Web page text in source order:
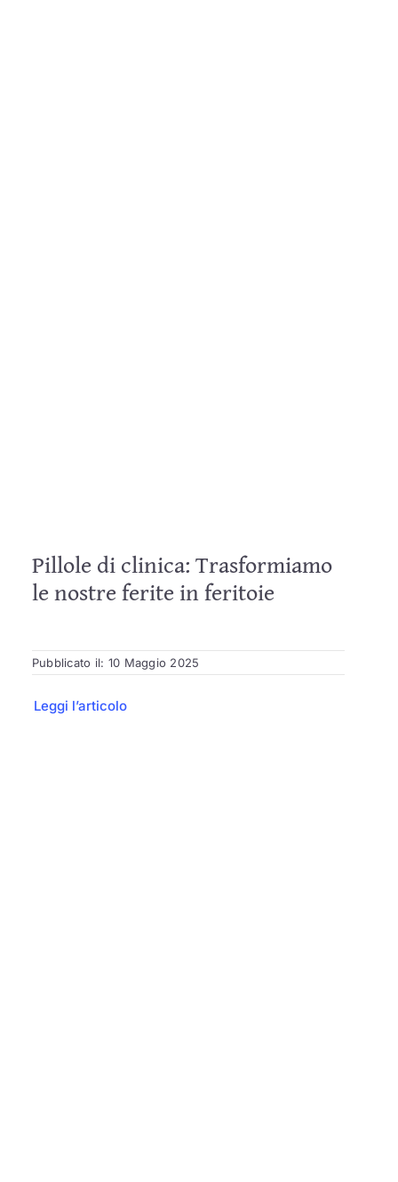
Pillole di clinica: Trasformiamo
le nostre ferite in feritoie
Pubblicato il: 10 Maggio 2025
Leggi l’articolo